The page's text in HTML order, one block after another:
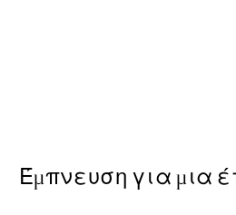
Έμπνευση για μια